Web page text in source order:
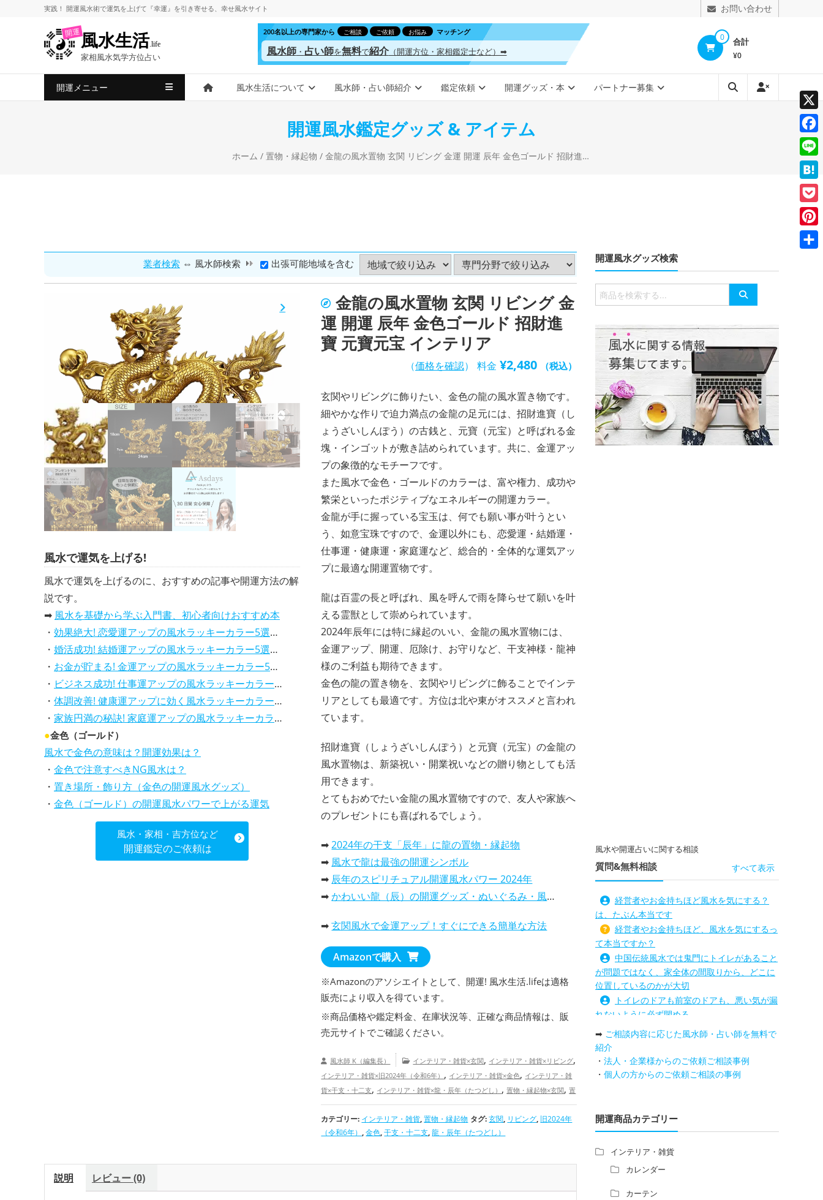
ス
実践！ 開運風水術で運気を上げて 『幸運』を引き寄せる、 幸せ風水サイト お問い合わせ
開運風水生活.life
家相風水気学方位占い
0 合計
¥0
200名以上の専門家から ご相談 ご依頼 お悩み マッチング
風水師・ 占い師を無料で紹介（開運方位・家相鑑定士など）➡
開運メニュー 風水生活について 風水師・占い師紹介 鑑定依頼 開運グッズ・本 パートナー募集
開運風水鑑定グッズ & アイテム
ホーム / 置物・縁起物 / 金龍の風水置物 玄関 リビング 金運 開運 辰年 金色ゴールド 招財進寶 元寶元宝 インテリア
業者検索 ⇔ 風水師検索 出張可能地域を含む
金龍の風水置物 玄関 リビング 金
運 開運 辰年 金色ゴールド 招財進
寶 元寶元宝 インテリア
（価格を確認） 料金 ¥2,480 （税込）
玄関やリビングに飾りたい、金色の龍の風水置き物です。
細やかな作りで迫力満点の金龍の足元には、招財進寶（し
ょうざいしんぽう）の古銭と、元寶（元宝）と呼ばれる金
塊・インゴットが敷き詰められています。共に、金運アッ
プの象徴的なモチーフです。
また風水で金色・ゴールドのカラーは、富や権力、成功や
繁栄といったポジティブなエネルギーの開運カラー。
金龍が手に握っている宝玉は、何でも願い事が叶うとい
う、如意宝珠ですので、金運以外にも、恋愛運・結婚運・
仕事運・健康運・家庭運など、総合的・全体的な運気アッ
プに最適な開運置物です。
龍は百霊の長と呼ばれ、風を呼んで雨を降らせて願いを叶
える霊獣として崇められています。
2024年辰年には特に縁起のいい、金龍の風水置物には、
金運アップ、開運、厄除け、お守りなど、干支神様・龍神
様のご利益も期待できます。
金色の龍の置き物を、玄関やリビングに飾ることでインテ
リアとしても最適です。方位は北や東がオススメと言われ
ています。
招財進寶（しょうざいしんぽう）と元寶（元宝）の金龍の
風水置物は、新築祝い・開業祝いなどの贈り物としても活
用できます。
とてもおめでたい金龍の風水置物ですので、友人や家族へ
のプレゼントにも喜ばれるでしょう。
➡2024年の干支「辰年」に龍の置物・縁起物
➡ 風水で龍は最強の開運シンボル
➡ 辰年のスピリチュアル開運風水パワー 2024年
➡かわいい龍（辰）の開運グッズ・ぬいぐるみ・風水置物
➡玄関風水で金運アップ！すぐにできる簡単な方法
Amazonで購入
※Amazonのアソシエイトとして、開運! 風水生活.lifeは適格
販売により収入を得ています。
※商品価格や鑑定料金、在庫状況等、正確な商品情報は、販
売元サイトでご確認ください。
風水師 K（編集長） インテリア・雑貨×玄関, インテリア・雑貨×リビング,
インテリア・雑貨×旧2024年（令和6年） , インテリア・雑貨×金色, インテリア・雑
貨×干支・十二支, インテリア・雑貨×龍・辰年（たつどし） ,置物・縁起物×玄関,置
物・縁起物×リビング,置物・縁起物×旧2024年（令和6年）,置物・縁起物×金色,置
物・縁起物×干支・十二支 , 置物・縁起物×龍・辰年（たつどし）
玄関の開運グ
ッズ,リビングの開運グッズ,旧2024年（令和6年）の開運グッズ
ップ,結婚運アップ,金運アップ,仕事運アップ,健康運アップ,家庭運・家族運アッ
カテゴリー: インテリア・雑貨,置物・縁起物 タグ:玄関, リビング, 旧2024年
（令和6年）,金色,干支・十二支,龍・辰年（たつどし）
風水で運気を上げる!
風水で運気を上げるのに、おすすめの記事や開運方法の解
説です。
➡ 風水を基礎から学ぶ入門書、初心者向けおすすめ本
・ 効果絶大! 恋愛運アップの風水ラッキーカラー5選、解説付き
・ 婚活成功! 結婚運アップの風水ラッキーカラー5選、効果解説
・ お金が貯まる! 金運アップの風水ラッキーカラー5選、効果解説
・ ビジネス成功! 仕事運アップの風水ラッキーカラー5選、効果解説
・ 体調改善! 健康運アップに効く風水ラッキーカラー5選、効果と活用法を解説
・ 家族円満の秘訣! 家庭運アップの風水ラッキーカラー5選、効果解説
●金色（ゴールド）
風水で金色の意味は？開運効果は？
・ 金色で注意すべきNG風水は？
・ 置き場所・飾り方（金色の開運風水グッズ）
・ 金色（ゴールド）の開運風水パワーで上がる運気
風水・家相・吉方位など
開運鑑定のご依頼は
説明 レビュー (0)
開運風水グッズ検索
検
索
象:
風水や開運占いに関する相談
質問&無料相談 すべて表示
経営者やお金持ちほど風水を気にする？
は、たぶん本当です
経営者やお金持ちほど、風水を気にするっ
て本当ですか？
中国伝統風水では鬼門にトイレがあること
が問題ではなく、家全体の間取りから、どこに
位置しているのかが大切
トイレのドアも前室のドアも、悪い気が漏
れないように必ず閉める
路沖殺対策としては、お庭に道路との垣根
を造られるとよい
庭を広げると路沖殺（ろちゅうさつ）は防
げますか？
方角にあるトイレの位置はずれますか？
青澄杏樹 （アオスミアンジュ）先生から
占い師さんは、幽霊を見たことがあります
か？
家相風水の診断・鑑定料金や相場について
➡ ご相談内容に応じた風水師・占い師を無料で
紹介
・ 法人・企業様からのご依頼ご相談事例
・ 個人の方からのご依頼ご相談の事例
開運商品カテゴリー
インテリア・雑貨
カレンダー
カーテン
X
Line